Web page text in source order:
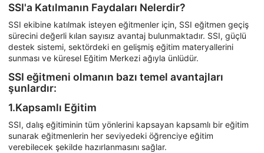
SSI'a Katılmanın Faydaları Nelerdir?
SSI ekibine katılmak isteyen eğitmenler için, SSI eğitmen geçiş
sürecini değerli kılan sayısız avantaj bulunmaktadır. SSI, güçlü
destek sistemi, sektördeki en gelişmiş eğitim materyallerini
sunması ve küresel Eğitim Merkezi ağıyla ünlüdür.
SSI eğitmeni olmanın bazı temel avantajları
şunlardır:
1.Kapsamlı Eğitim
SSI, dalış eğitiminin tüm yönlerini kapsayan kapsamlı bir eğitim
sunarak eğitmenlerin her seviyedeki öğrenciye eğitim
verebilecek şekilde hazırlanmasını sağlar.